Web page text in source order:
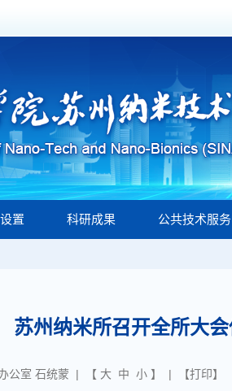
置 科研成果 公共技术服
苏州纳米所召开全所大
公室 石统蒙 | 【 大 中 小 】 | 【打印】